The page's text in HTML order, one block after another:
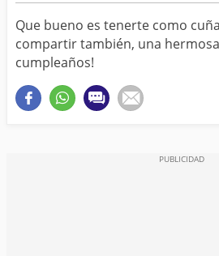
Que bueno es tenerte como
compartir también, una hermosa
cumpleaños!